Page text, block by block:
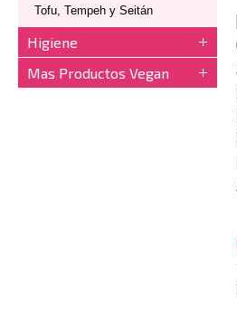
Tofu, Tempeh y Seitán
Higiene
Mas Productos Vegan